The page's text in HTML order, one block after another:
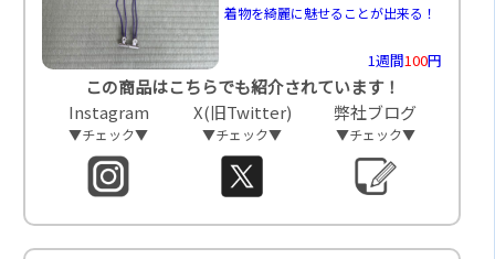
着物を綺麗に魅せることが出来る！
1週間100円
この商品はこちらでも紹介されています！
Instagram
▼チェック▼
X(旧Twitter)
▼チェック▼
弊社ブログ
▼チェック▼